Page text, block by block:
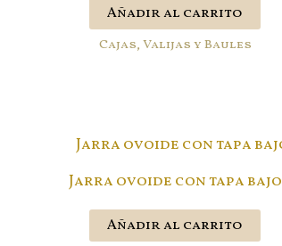
Añadir al carrito
Cajas, Valijas y Baules
Jarra ovoide con tapa bajo
Añadir al carrito